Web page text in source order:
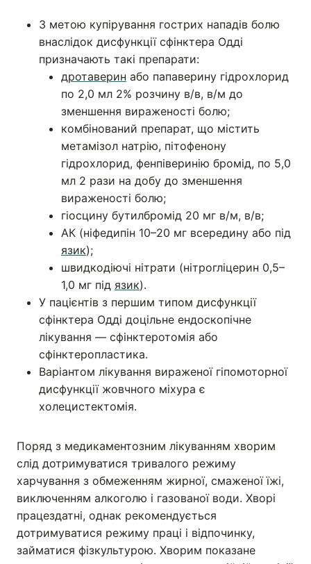
З метою купірування гострих нападів болю
внаслідок дисфункції сфінктера Одді
призначають такі препарати:
дротаверин або папаверину гідрохлорид
по 2,0 мл 2% розчину в/в, в/м до
зменшення вираженості болю;
комбінований препарат, що містить
метамізол натрію, пітофенону
гідрохлорид, фенпіверинію бромід, по 5,0
мл 2 рази на добу до зменшення
вираженості болю;
гіосцину бутилбромід 20 мг в/м, в/в;
АК (ніфедипін 10–20 мг всередину або під
язик);
швидкодіючі нітрати (нітрогліцерин 0,5–
1,0 мг під язик).
У пацієнтів з першим типом дисфункції
сфінктера Одді доцільне ендоскопічне
лікування — сфінктеротомія або
сфінктеропластика.
Варіантом лікування вираженої гіпомоторної
дисфункції жовчного міхура є
холецистектомія.
Поряд з медикаментозним лікуванням хворим
слід дотримуватися тривалого режиму
харчування з обмеженням жирної, смаженої їжі,
виключенням алкоголю і газованої води. Хворі
працездатні, однак рекомендується
дотримуватися режиму праці і відпочинку,
займатися фізкультурою. Хворим показане